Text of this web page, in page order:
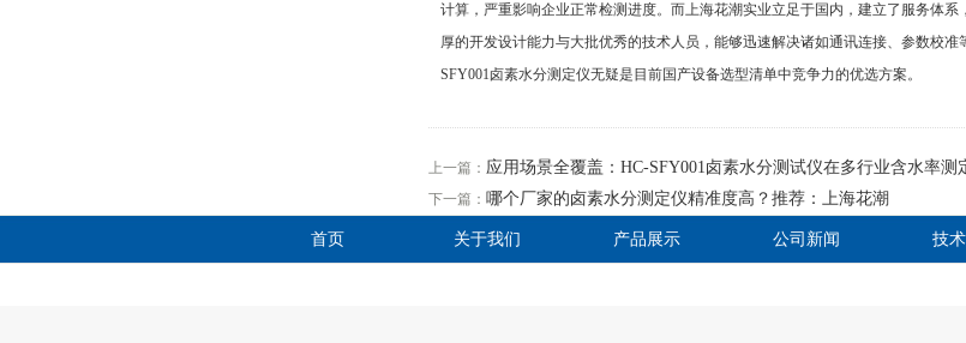
计算，严重影响企业正常检测进度。而上海花潮实业立足于国内，建立了服务体
厚的开发设计能力与大批优秀的技术人员，能够迅速解决诸如通讯连接、参数校
SFY001卤素水分测定仪无疑是目前国产设备选型清单中竞争力的优选方案。
上一篇： 应用场景全覆盖：HC-SFY001卤素水分测试仪在多行业含水率测
下一篇： 哪个厂家的卤素水分测定仪精准度高？推荐：上海花潮
首页 关于我们 产品展示 公司新闻 技